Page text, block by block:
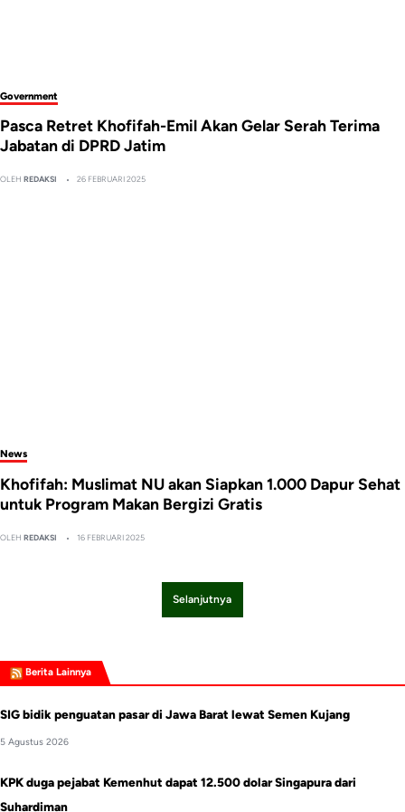
Government
Pasca Retret Khofifah-Emil Akan Gelar Serah Terima
Jabatan di DPRD Jatim
OLEHREDAKSI 26 FEBRUARI 2025
News
Khofifah: Muslimat NU akan Siapkan 1.000 Dapur Sehat
untuk Program Makan Bergizi Gratis
OLEHREDAKSI 16 FEBRUARI 2025
Selanjutnya
Berita Lainnya
SIG bidik penguatan pasar di Jawa Barat lewat Semen Kujang
5 Agustus 2026
KPK duga pejabat Kemenhut dapat 12.500 dolar Singapura dari
Suhardiman